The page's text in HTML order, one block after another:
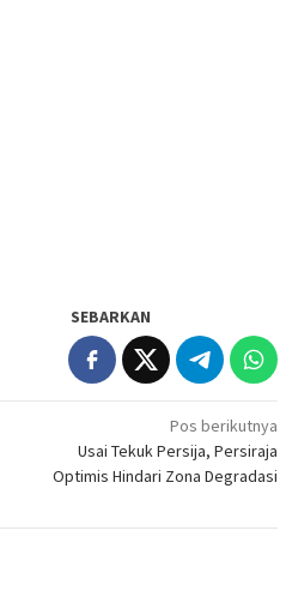
SEBARKAN
Pos berikutnya
Usai Tekuk Persija, Persiraja
Optimis Hindari Zona Degradasi